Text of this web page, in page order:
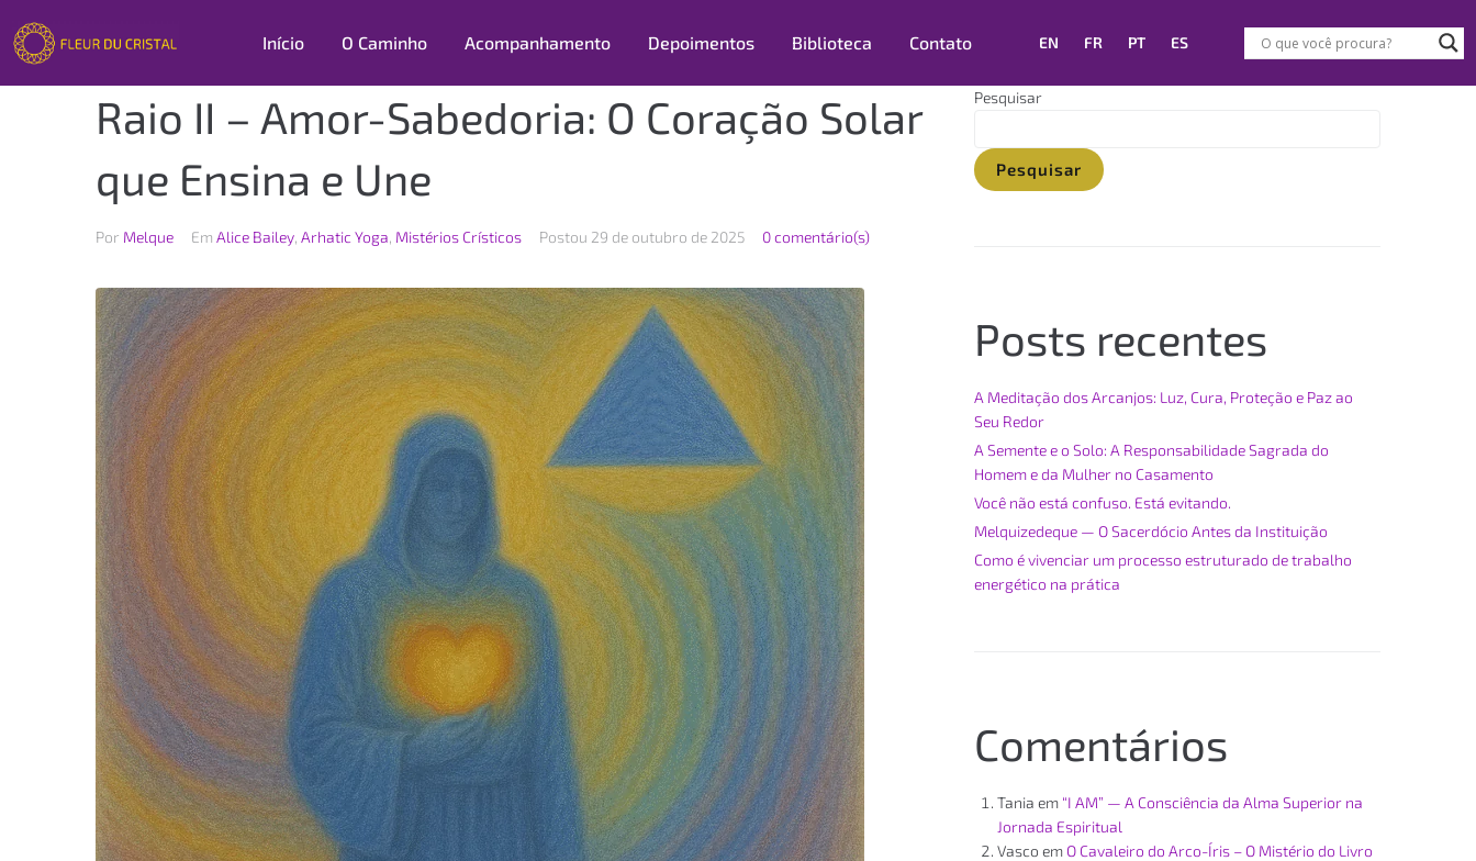
Início O Caminho Acompanhamento Depoimentos Biblioteca Contato EN FR PT ES
Raio II – Amor-Sabedoria: O Coração Solar
que Ensina e Une
Por Melque Em Alice Bailey, Arhatic Yoga, Mistérios Crísticos Postou 29 de outubro de 2025 0 comentário(s)
Pesquisar
Pesquisar
Posts recentes
A Meditação dos Arcanjos: Luz, Cura, Proteção e Paz ao
Seu Redor
A Semente e o Solo: A Responsabilidade Sagrada do
Homem e da Mulher no Casamento
Você não está confuso. Está evitando.
Melquizedeque — O Sacerdócio Antes da Instituição
Como é vivenciar um processo estruturado de trabalho
energético na prática
Comentários
Tania em “I AM” — A Consciência da Alma Superior na
Jornada Espiritual
Vasco em O Cavaleiro do Arco-Íris – O Mistério do Livro